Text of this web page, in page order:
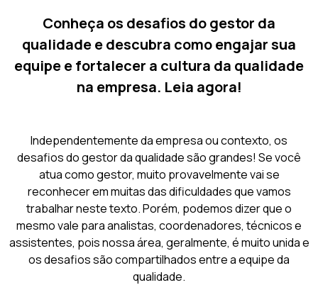
Conheça os desafios do gestor da
qualidade e descubra como engajar sua
equipe e fortalecer a cultura da qualidade
na empresa. Leia agora!
Independentemente da empresa ou contexto, os
desafios do gestor da qualidade são grandes! Se você
atua como gestor, muito provavelmente vai se
reconhecer em muitas das dificuldades que vamos
trabalhar neste texto. Porém, podemos dizer que o
mesmo vale para analistas, coordenadores, técnicos e
assistentes, pois nossa área, geralmente, é muito unida e
os desafios são compartilhados entre a equipe da
qualidade.